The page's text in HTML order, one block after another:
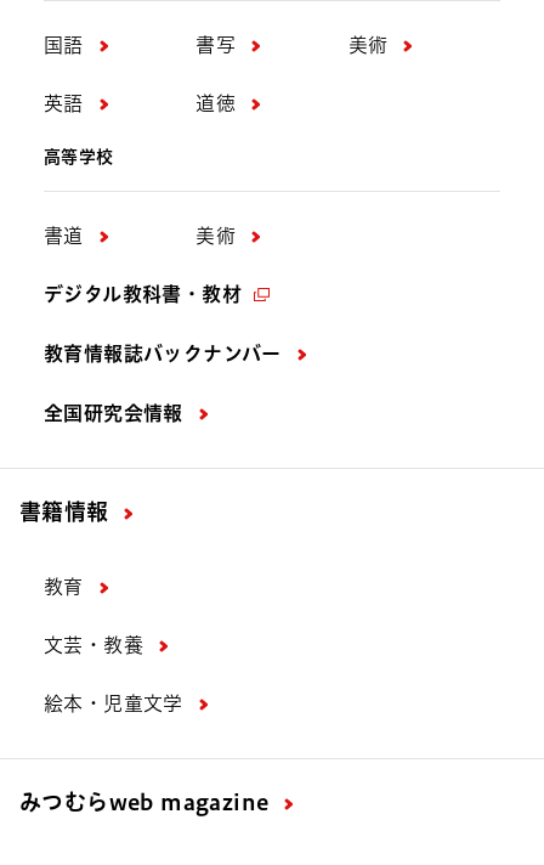
国語 書写 美術
英語 道徳
高等学校
書道 美術
デジタル教科書・教材
教育情報誌バックナンバー
全国研究会情報
書籍情報
教育
文芸・教養
絵本・児童文学
みつむらweb magazine